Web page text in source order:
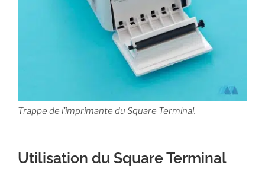
Trappe de l’imprimante du Square Terminal.
Utilisation du Square Terminal